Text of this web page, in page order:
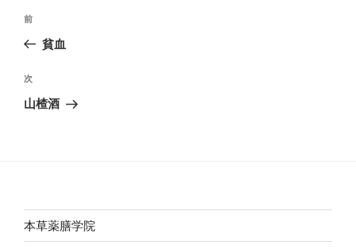
投
ビ
ゲ
前
の
稿
前
貧血
次
の
次
山楂酒
本草薬膳学院